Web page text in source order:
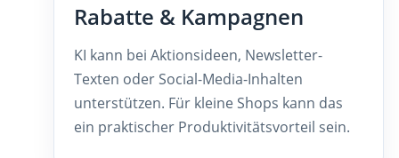
Rabatte & Kampagnen
KI kann bei Aktionsideen, Newsletter-
Texten oder Social-Media-Inhalten
unterstützen. Für kleine Shops kann das
ein praktischer Produktivitätsvorteil sein.